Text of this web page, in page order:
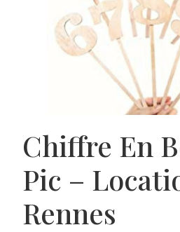
Chiffre En
Pic –
Rennes